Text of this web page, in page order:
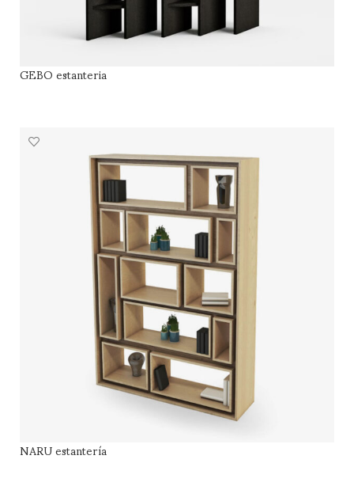
GEBO estanteria
NARU estantería